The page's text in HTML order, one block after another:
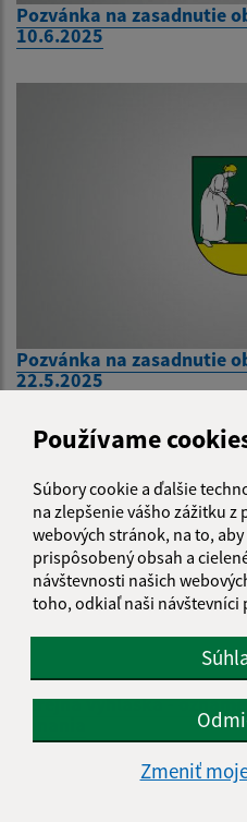
Používame
Súbory cookie a ďalšie
na zlepšenie vášho zážitku z
webových stránok, na to,
prispôsobený obsah a
návštevnosti našich
toho, odkiaľ naši návštevníci
Zmeniť
Pozvánka na zasadnutie
10.6.2025
Pozvánka na zasadnutie
22.5.2025
Verejná vyhláška -